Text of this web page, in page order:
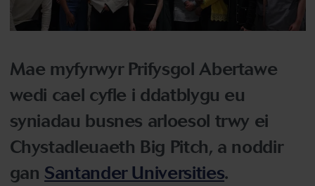
Mae myfyrwyr Prifysgol Abertawe
wedi cael cyfle i ddatblygu eu
syniadau busnes arloesol trwy ei
Chystadleuaeth Big Pitch, a noddir
gan Santander Universities.